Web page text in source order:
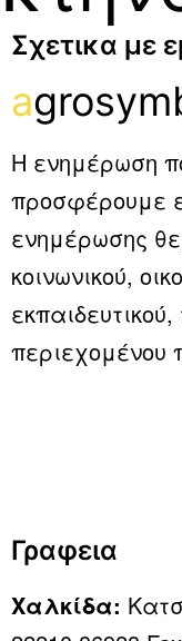
Σχετικα με
a
Η ενημέρωση
προσφέρουμε
ενημέρωσης
κοινωνικού,
εκπαιδευτικού,
περιεχομένου
Γραφεια
Χαλκίδα: